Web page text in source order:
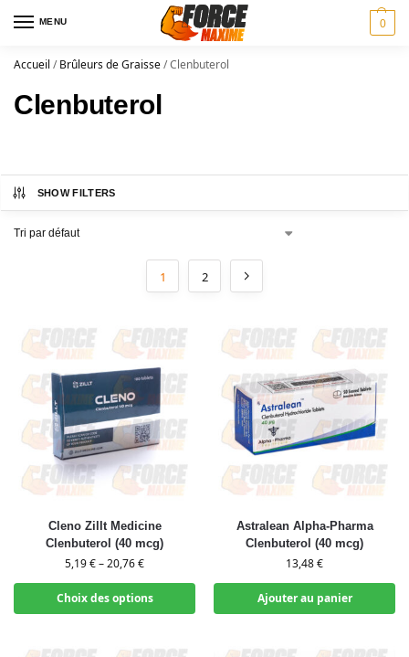
MENU 0
Accueil /Brûleurs de Graisse/Clenbuterol
Clenbuterol
SHOW FILTERS
1 2
Cleno Zillt Medicine
Clenbuterol (40 mcg)
5,19€–20,76€
Choix des options
Astralean Alpha-Pharma
Clenbuterol (40 mcg)
13,48€
Ajouter au panier